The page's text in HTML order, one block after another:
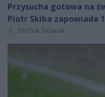
Przysucha gotowa na
Piotr Skiba zapowiada
Autor artykułu:
Michał Nowak